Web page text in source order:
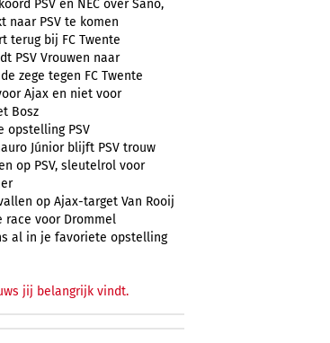
PSV en NEC over Sano,
naar PSV te komen
terug bij FC Twente
PSV Vrouwen naar
zege tegen FC Twente
Ajax en niet voor
Bosz
opstelling PSV
Júnior blijft PSV trouw
op PSV, sleutelrol voor
op Ajax-target Van Rooij
race voor Drommel
al in je favoriete opstelling
jij belangrijk vindt.